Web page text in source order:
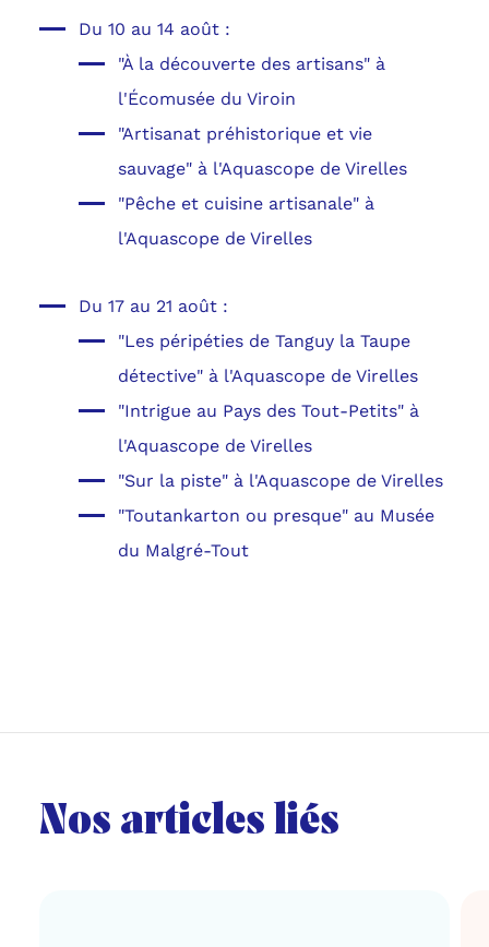
Du 10 au 14 août :
"À la découverte des artisans" à
l'Écomusée du Viroin
"Artisanat préhistorique et vie
sauvage" à l'Aquascope de Virelles
"Pêche et cuisine artisanale" à
l'Aquascope de Virelles
Du 17 au 21 août :
"Les péripéties de Tanguy la Taupe
détective" à l'Aquascope de Virelles
"Intrigue au Pays des Tout-Petits" à
l'Aquascope de Virelles
"Sur la piste" à l'Aquascope de Virelles
"Toutankarton ou presque" au Musée
du Malgré-Tout
Nos articles liés